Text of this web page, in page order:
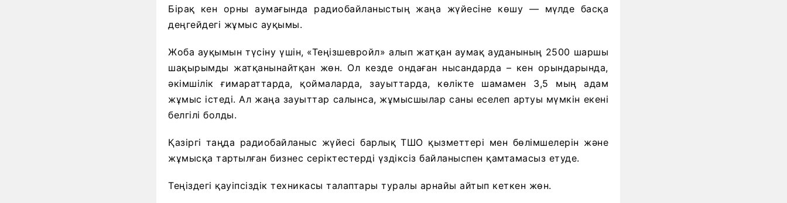
Бірақ кен орны аумағында радиобайланыстың жаңа жүйесіне көшу — мүлде басқа
деңгейдегі жұмыс ауқымы.
Жоба ауқымын түсіну үшін, «Теңізшевройл» алып жатқан аумақ ауданының 2500 шаршы
шақырымды жатқанынайтқан жөн. Ол кезде ондаған нысандарда – кен орындарында,
әкімшілік ғимараттарда, қоймаларда, зауыттарда, көлікте шамамен 3,5 мың адам
жұмыс істеді. Ал жаңа зауыттар салынса, жұмысшылар саны еселеп артуы мүмкін екені
белгілі болды.
Қазіргі таңда радиобайланыс жүйесі барлық ТШО қызметтері мен бөлімшелерін және
жұмысқа тартылған бизнес серіктестерді үздіксіз байланыспен қамтамасыз етуде.
Теңіздегі қауіпсіздік техникасы талаптары туралы арнайы айтып кеткен жөн.